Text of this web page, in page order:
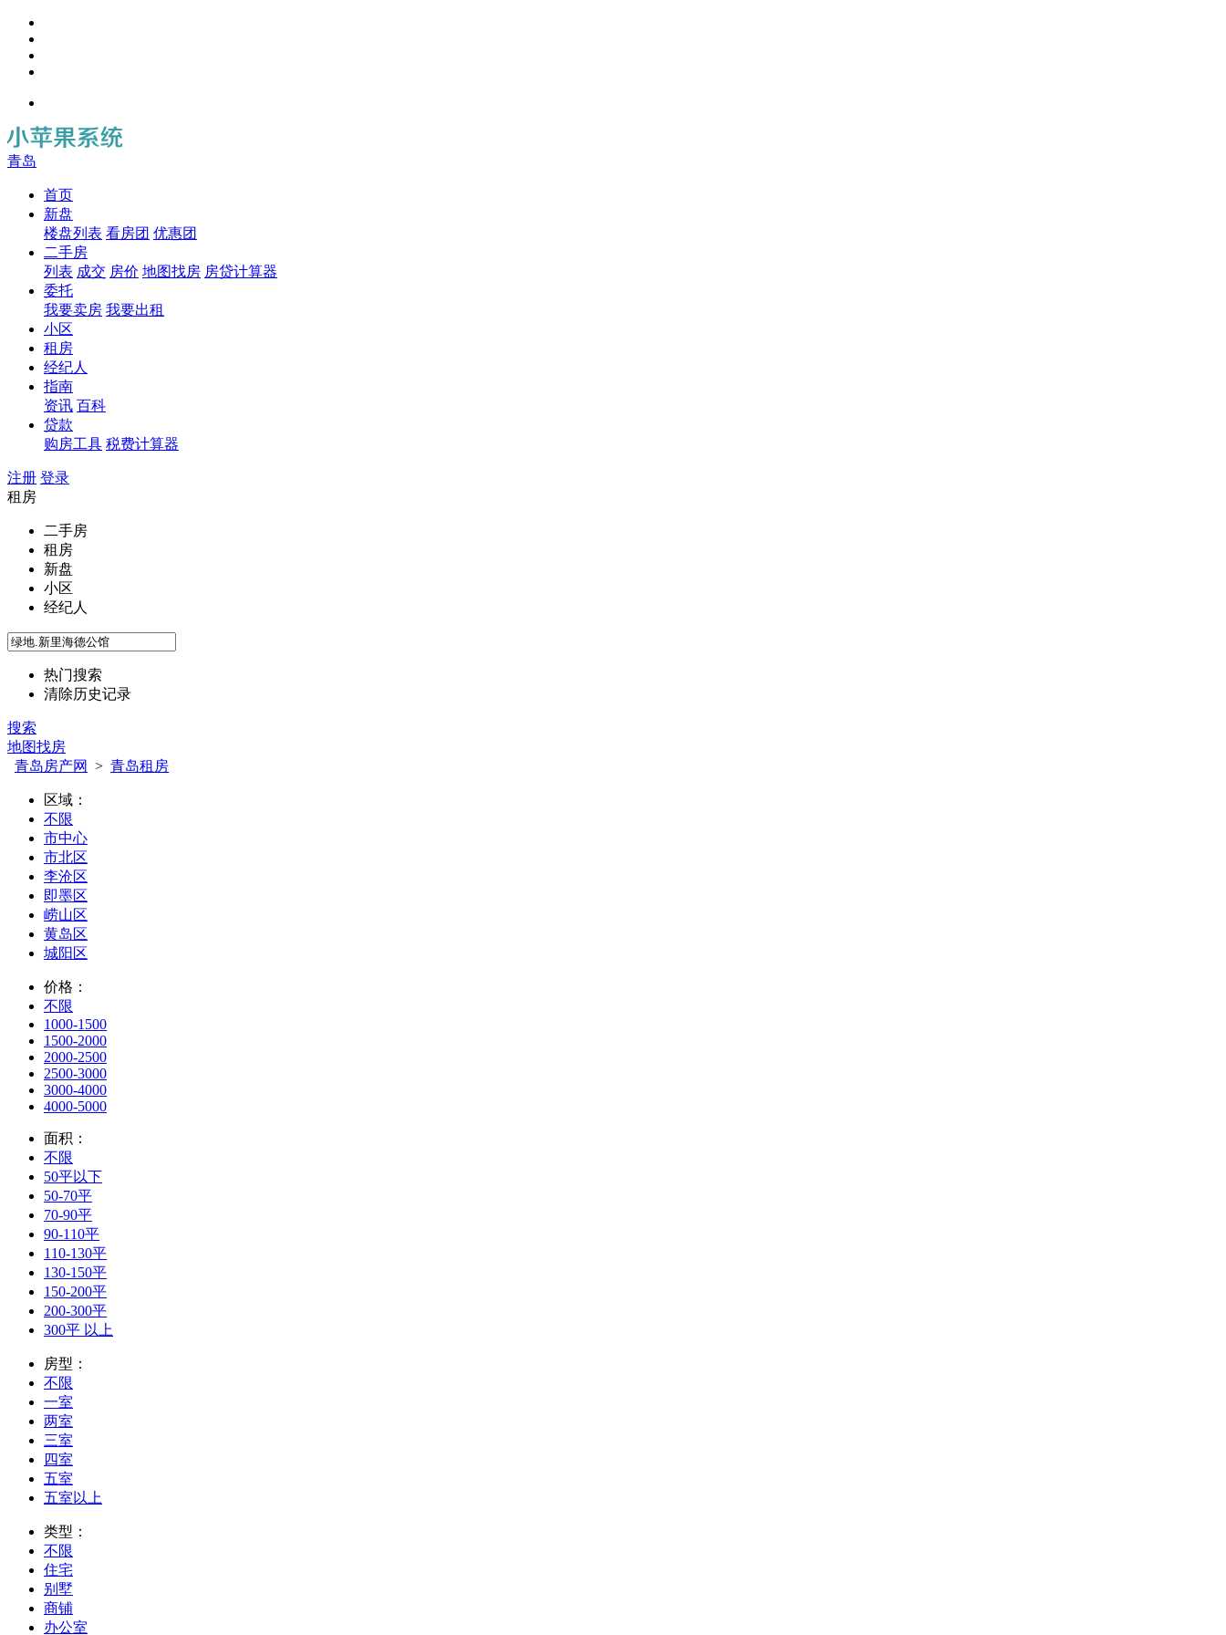
青岛
首页
新盘
楼盘列表 看房团 优惠团
二手房
列表 成交 房价 地图找房 房贷计算器
委托
我要卖房 我要出租
小区
租房
经纪人
指南
资讯 百科
贷款
购房工具 税费计算器
注册 登录
租房
二手房
租房
新盘
小区
经纪人
热门搜索
清除历史记录
搜索
地图找房
青岛房产网
> 青岛租房
区域：
不限
市中心
市北区
李沧区
即墨区
崂山区
黄岛区
城阳区
价格：
不限
1000-1500
1500-2000
2000-2500
2500-3000
3000-4000
4000-5000
面积：
不限
50平以下
50-70平
70-90平
90-110平
110-130平
130-150平
150-200平
200-300平
300平 以上
房型：
不限
一室
两室
三室
四室
五室
五室以上
类型：
不限
住宅
别墅
商铺
办公室